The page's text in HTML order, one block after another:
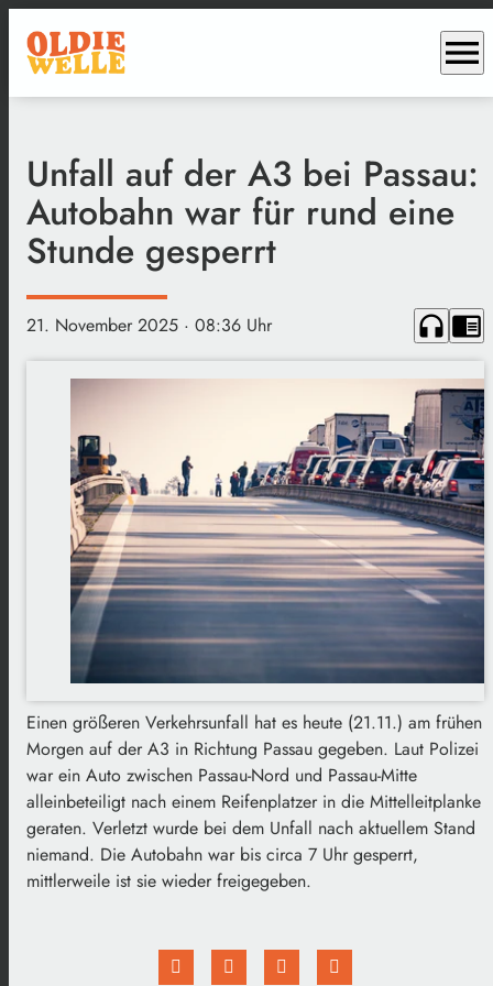
menu
Unfall auf der A3 bei Passau:
Autobahn war für rund eine
Stunde gesperrt
21. November 2025 · 08:36 Uhr headphones chrome_reader_mode
Einen größeren Verkehrsunfall hat es heute (21.11.) am frühen
Morgen auf der A3 in Richtung Passau gegeben. Laut Polizei
war ein Auto zwischen Passau-Nord und Passau-Mitte
alleinbeteiligt nach einem Reifenplatzer in die Mittelleitplanke
geraten. Verletzt wurde bei dem Unfall nach aktuellem Stand
niemand. Die Autobahn war bis circa 7 Uhr gesperrt,
mittlerweile ist sie wieder freigegeben.